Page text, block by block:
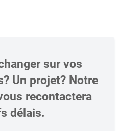
sur vos
Un projet? Notre
recontactera
délais.